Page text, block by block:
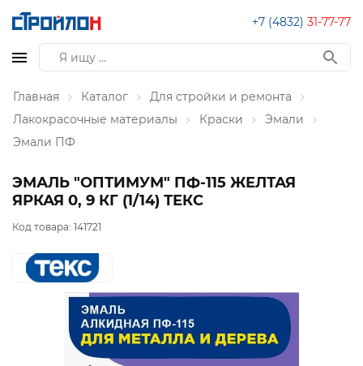
+7 (4832) 31-77-77
Главная Каталог
Для стройки и ремонта
Лакокрасочные материалы
Краски
Эмали
Эмали ПФ
ЭМАЛЬ "ОПТИМУМ" ПФ-115 ЖЕЛТАЯ
ЯРКАЯ 0, 9 КГ (1/14) ТЕКС
Код товара: 141721